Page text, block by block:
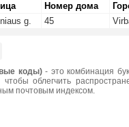
Номер дома
g. 45
коды)- это комбинация
облегчить
почтовым индексом.